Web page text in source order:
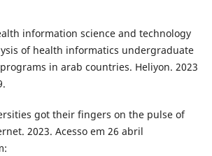
information science and technology
of health informatics undergraduate
in arab countries. Heliyon. 2023
got their fingers on the pulse of
2023. Acesso em 26 abril